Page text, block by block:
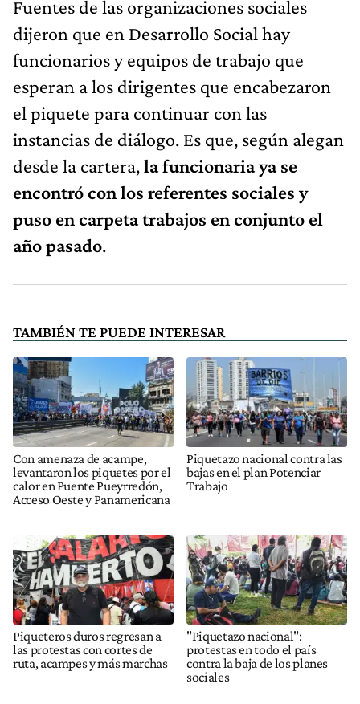
Fuentes de las organizaciones sociales
dijeron que en Desarrollo Social hay
funcionarios y equipos de trabajo que
esperan a los dirigentes que encabezaron
el piquete para continuar con las
instancias de diálogo. Es que, según alegan
desde la cartera,la funcionaria ya se
encontró con los referentes sociales y
puso en carpeta trabajos en conjunto el
año pasado.
TAMBIÉN TE PUEDE INTERESAR
Con amenaza de acampe,
levantaron los piquetes por el
calor en Puente Pueyrredón,
Acceso Oeste y Panamericana
Piquetazo nacional contra las
bajas en el plan Potenciar
Trabajo
Piqueteros duros regresan a
las protestas con cortes de
ruta, acampes y más marchas
"Piquetazo nacional":
protestas en todo el país
contra la baja de los planes
sociales